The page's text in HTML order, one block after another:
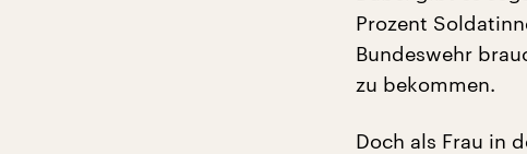
Prozent
Bundeswehr
zu bekommen.
Doch als Frau in